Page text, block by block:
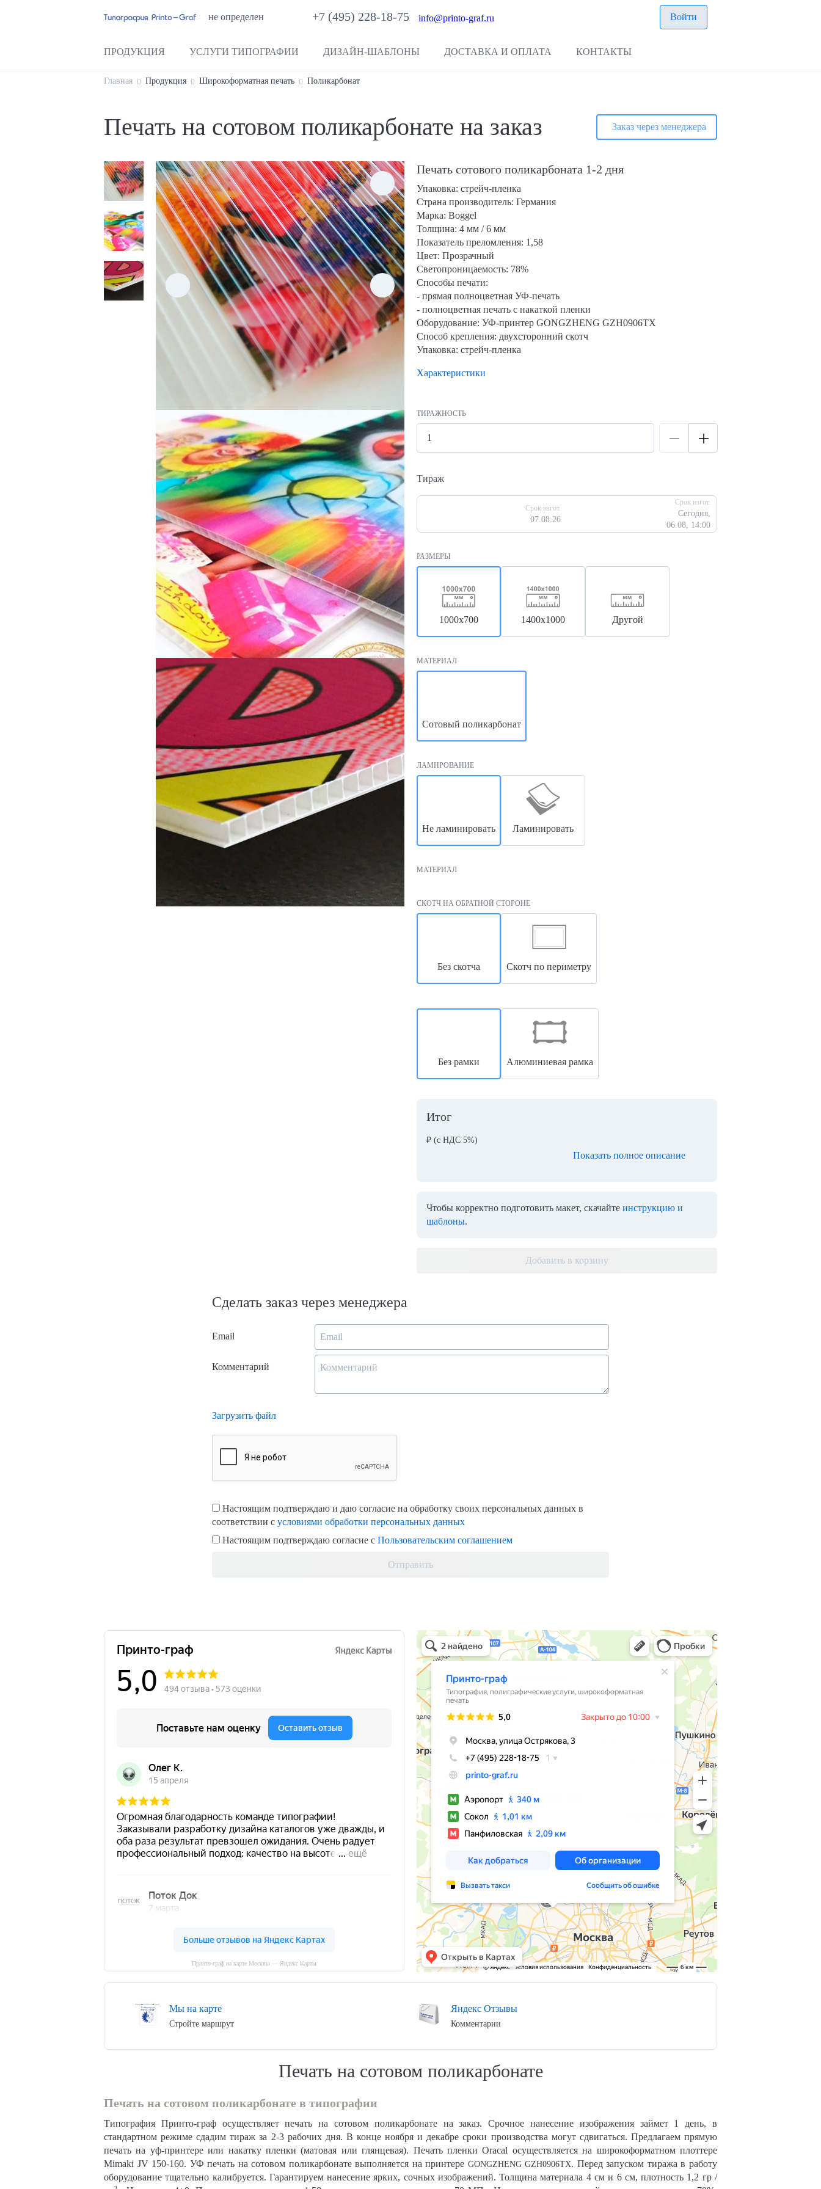
не определен +7 (495) 228-18-75info@printo-graf.ru Войти
ПРОДУКЦИЯ УСЛУГИ ТИПОГРАФИИ ДИЗАЙН-ШАБЛОНЫ ДОСТАВКА И ОПЛАТА КОНТАКТЫ
Главная Продукция Широкоформатная печать Поликарбонат
Печать на сотовом поликарбонате на заказ Заказ через менеджера
Печать сотового поликарбоната 1-2 дня
Упаковка: стрейч-пленка
Страна производитель: Германия
Марка: Boggel
Толщина: 4 мм / 6 мм
Показатель преломления: 1,58
Цвет: Прозрачный
Светопроницаемость: 78%
Способы печати:
- прямая полноцветная УФ-печать
- полноцветная печать с накаткой пленки
Оборудование: УФ-принтер GONGZHENG GZH0906TX
Способ крепления: двухсторонний скотч
Упаковка: стрейч-пленка
Характеристики
ТИРАЖНОСТЬ
Тираж
Срок изгот.
07.08.26
Срок изгот.
Сегодня,
06.08, 14:00
РАЗМЕРЫ
1000х700 1400х1000 Другой
МАТЕРИАЛ
Сотовый поликарбонат
ЛАМНРОВАНИЕ
Не ламинировать Ламинировать
МАТЕРИАЛ
СКОТЧ НА ОБРАТНОЙ СТОРОНЕ
Без скотча Скотч по периметру
Без рамки Алюминиевая рамка
Итог
₽ (с НДС 5%)
Показать полное описание
Чтобы корректно подготовить макет, скачайте инструкцию и
шаблоны.
Добавить в корзину
Сделать заказ через менеджера
Email
Комментарий
Загрузить файл
Настоящим подтверждаю и даю согласие на обработку своих персональных данных в
соответствии с условиями обработки персональных данных
Настоящим подтверждаю согласие с Пользовательским соглашением
Отправить
Принто-граф на карте Москвы — Яндекс Карты
Принто-граф
Мы на карте
Стройте маршрут
Яндекс Отзывы
Комментарии
Печать на сотовом поликарбонате
Печать на сотовом поликарбонате в типографии
Типография Принто-граф осуществляет печать на сотовом поликарбонате на заказ. Срочное нанесение изображения займет 1 день, в
стандартном режиме сдадим тираж за 2-3 рабочих дня. В конце ноября и декабре сроки производства могут сдвигаться. Предлагаем прямую
печать на уф-принтере или накатку пленки (матовая или глянцевая). Печать пленки Oracal осуществляется на широкоформатном плоттере
Mimaki JV 150-160. УФ печать на сотовом поликарбонате выполняется на принтере GONGZHENG GZH0906TX. Перед запуском тиража в работу
оборудование тщательно калибруется. Гарантируем нанесение ярких, сочных изображений. Толщина материала 4 см и 6 см, плотность 1,2 гр /